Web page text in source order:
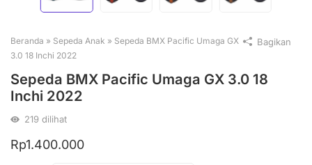
Beranda » Sepeda Anak » Sepeda BMX Pacific Umaga GX
3.0 18 Inchi 2022
Sepeda BMX Pacific Umaga GX 3.0 18
Inchi 2022
219 dilihat
Rp1.400.000
Bagikan